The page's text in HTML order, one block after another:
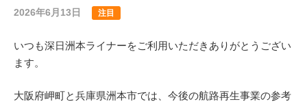
2026年6月13日 注目
いつも深日洲本ライナーをご利用いただきありがとうござい
ます。
大阪府岬町と兵庫県洲本市では、今後の航路再生事業の参考